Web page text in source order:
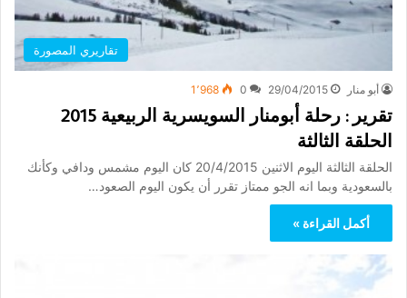
تقاريري المصورة
أبو منار 29/04/2015
0 1٬968
تقرير : رحلة أبومنار السويسرية الربيعية 2015
الحلقة الثالثة
الحلقة الثالثة اليوم الاثنين 20/4/2015 كان اليوم مشمس ودافي وكأنك
بالسعودية وبما انه الجو ممتاز تقرر أن يكون اليوم الصعود…
أكمل القراءة »